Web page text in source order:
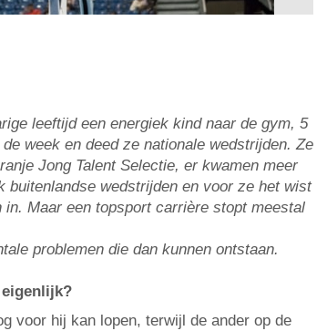
leeftijd een energiek kind naar de gym, 5
week en deed ze nationale wedstrijden. Ze
Jong Talent Selectie, er kwamen meer
buitenlandse wedstrijden en voor ze het wist
Maar een topsport carrière stopt meestal
problemen die dan kunnen ontstaan.
voor hij kan lopen, terwijl de ander op de